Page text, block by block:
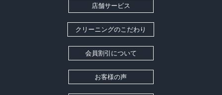
店舗サービス
クリーニングのこだわり
会員割引について
お客様の声